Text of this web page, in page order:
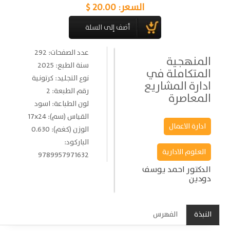
السعر: 20.00 $
المنهجية
المتكاملة في
ادارة المشاريع
المعاصرة
ادارة الاعمال
العلوم الادارية
الدكتور احمد يوسف
دودين
عدد الصفحات: 292
سنة الطبع: 2025
نوع التجليد: كرتونية
رقم الطبعة: 2
لون الطباعة: اسود
القياس (سم): 17x24
الوزن (كغم): 0.630
الباركود:
9789957971632
النبذة الفهرس